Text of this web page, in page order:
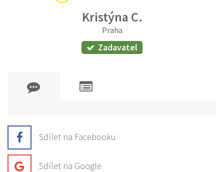
Kristýna C.
Praha
Zadavatel
Sdílet na Facebooku
Sdílet na Google